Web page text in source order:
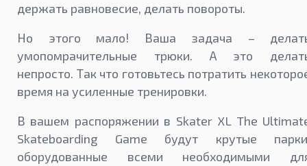
держать равновесие, делать повороты.
Но этого мало! Ваша задача –
умопомрачительные трюки. А это
непросто. Так что готовьтесь потратить
время на усиленные тренировки.
В вашем распоряжении в Skater XL The
Skateboarding Game будут крутые
оборудованные всеми необходимыми